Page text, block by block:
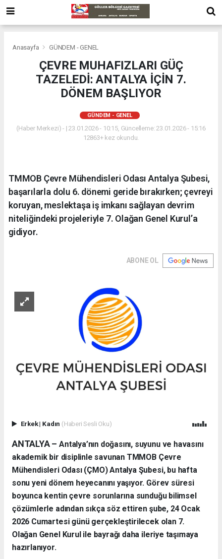
Anasayfa GÜNDEM - GENEL
ÇEVRE MUHAFIZLARI GÜÇ
TAZELEDİ: ANTALYA İÇİN 7.
DÖNEM BAŞLIYOR
GÜNDEM - GENEL
(Haber Merkezi) - | 23.01.2026 - 10:15, Güncelleme: 23.01.2026 - 15:16
12863+ kez okundu.
TMMOB Çevre Mühendisleri Odası Antalya Şubesi,
başarılarla dolu 6. dönemi geride bırakırken; çevreyi
koruyan, meslektaşa iş imkanı sağlayan devrim
niteliğindeki projeleriyle 7. Olağan Genel Kurul’a
gidiyor.
ABONE OL
Erkek| Kadın (Haberi Sesli Oku)
ANTALYA –Antalya’nın doğasını, suyunu ve havasını
akademik bir disiplinle savunan TMMOB Çevre
Mühendisleri Odası (ÇMO) Antalya Şubesi, bu hafta
sonu yeni dönem heyecanını yaşıyor. Görev süresi
boyunca kentin çevre sorunlarına sunduğu bilimsel
çözümlerle adından sıkça söz ettiren şube, 24 Ocak
2026 Cumartesi günü gerçekleştirilecek olan 7.
Olağan Genel Kurul ile bayrağı daha ileriye taşımaya
hazırlanıyor.